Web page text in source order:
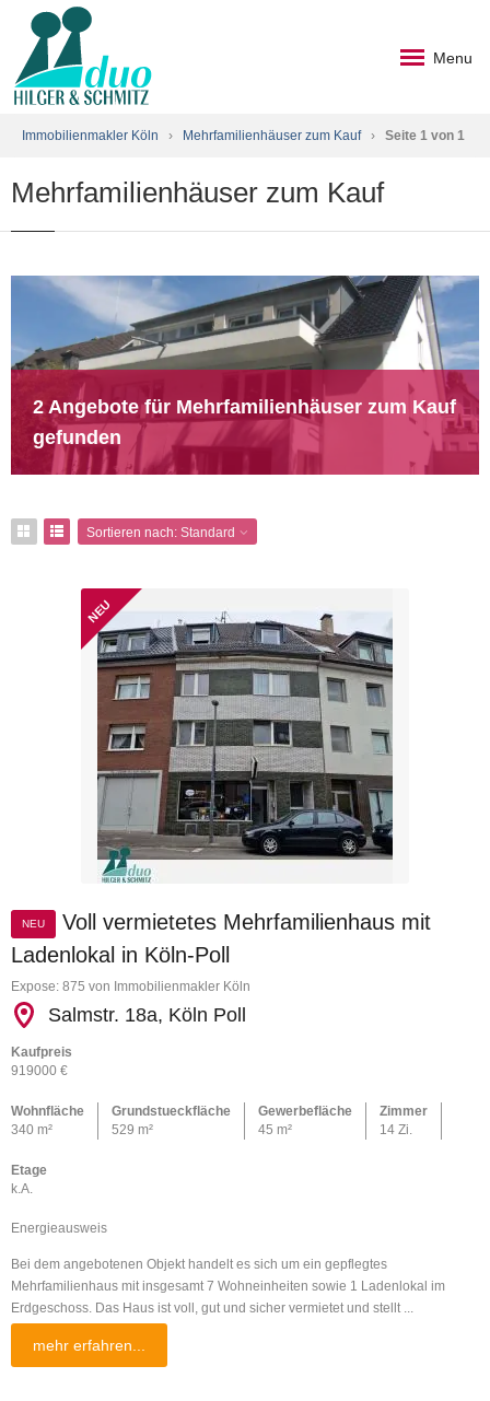
Menu
Immobilienmakler Köln › Mehrfamilienhäuser zum Kauf › Seite 1 von 1
Mehrfamilienhäuser zum Kauf
2 Angebote für Mehrfamilienhäuser zum Kauf
gefunden
Sortieren nach: Standard
NEU
Voll vermietetes Mehrfamilienhaus mit
Ladenlokal in Köln-Poll
Expose: 875 von Immobilienmakler Köln
Salmstr. 18a, Köln Poll
Kaufpreis
919000 €
Wohnfläche
340 m²
Grundstueckfläche
529 m²
Gewerbefläche
45 m²
Zimmer
14 Zi.
Etage
k.A.
Energieausweis
Bei dem angebotenen Objekt handelt es sich um ein gepflegtes
Mehrfamilienhaus mit insgesamt 7 Wohneinheiten sowie 1 Ladenlokal im
Erdgeschoss. Das Haus ist voll, gut und sicher vermietet und stellt ...
mehr erfahren...